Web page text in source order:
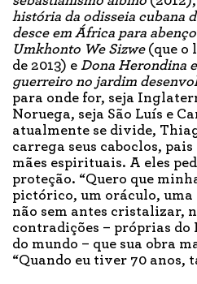
história da odisseia cubana
desce em África para
Umkhonto We Sizwe(que o
de 2013) e Dona Herondina
guerreiro no jardim
para onde for, seja
Noruega, seja São Luís e
atualmente se divide,
carrega seus caboclos,
mães espirituais. A eles
proteção. “Quero que
pictórico, um oráculo, uma
não sem antes cristalizar,
contradições – próprias do
do mundo – que sua obra
“Quando eu tiver 70 anos,